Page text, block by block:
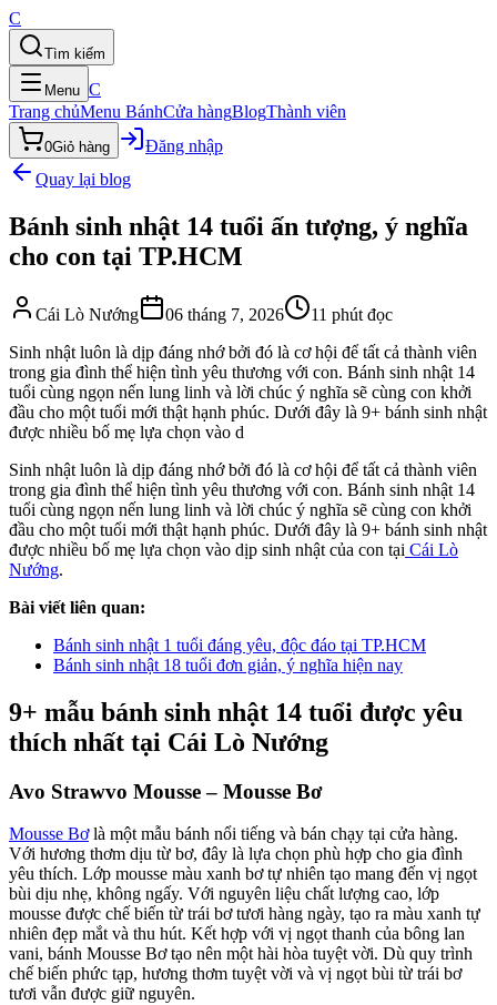
C
Tìm kiếm
Menu C
Trang chủMenu BánhCửa hàngBlogThành viên
0Giỏ hàng
Đăng nhập
Quay lại blog
Bánh sinh nhật 14 tuổi ấn tượng, ý nghĩa
cho con tại TP.HCM
Cái Lò Nướng 06 tháng 7, 2026 11 phút đọc
Sinh nhật luôn là dịp đáng nhớ bởi đó là cơ hội để tất cả thành viên
trong gia đình thể hiện tình yêu thương với con. Bánh sinh nhật 14
tuổi cùng ngọn nến lung linh và lời chúc ý nghĩa sẽ cùng con khởi
đầu cho một tuổi mới thật hạnh phúc. Dưới đây là 9+ bánh sinh nhật
được nhiều bố mẹ lựa chọn vào d
Sinh nhật luôn là dịp đáng nhớ bởi đó là cơ hội để tất cả thành viên
trong gia đình thể hiện tình yêu thương với con. Bánh sinh nhật 14
tuổi cùng ngọn nến lung linh và lời chúc ý nghĩa sẽ cùng con khởi
đầu cho một tuổi mới thật hạnh phúc. Dưới đây là 9+ bánh sinh nhật
được nhiều bố mẹ lựa chọn vào dịp sinh nhật của con tại Cái Lò
Nướng.
Bài viết liên quan:
Bánh sinh nhật 1 tuổi đáng yêu, độc đáo tại TP.HCM
Bánh sinh nhật 18 tuổi đơn giản, ý nghĩa hiện nay
9+ mẫu bánh sinh nhật 14 tuổi được yêu
thích nhất tại Cái Lò Nướng
Avo Strawvo Mousse – Mousse Bơ
Mousse Bơlà một mẫu bánh nổi tiếng và bán chạy tại cửa hàng.
Với hương thơm dịu từ bơ, đây là lựa chọn phù hợp cho gia đình
yêu thích. Lớp mousse màu xanh bơ tự nhiên tạo mang đến vị ngọt
bùi dịu nhẹ, không ngấy. Với nguyên liệu chất lượng cao, lớp
mousse được chế biến từ trái bơ tươi hàng ngày, tạo ra màu xanh tự
nhiên đẹp mắt và thu hút. Kết hợp với vị ngọt thanh của bông lan
vani, bánh Mousse Bơ tạo nên một hài hòa tuyệt vời. Dù quy trình
chế biến phức tạp, hương thơm tuyệt vời và vị ngọt bùi từ trái bơ
tươi vẫn được giữ nguyên.